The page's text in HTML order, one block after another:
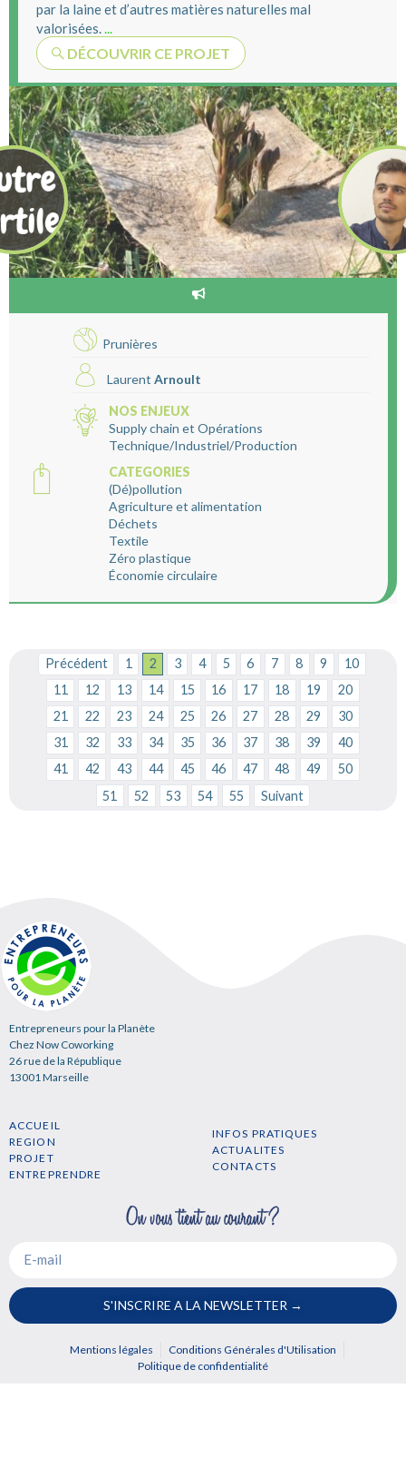
par la laine et d’autres matières naturelles mal
valorisées....
DÉCOUVRIR CE PROJET
Prunières
Laurent Arnoult
NOS ENJEUX
Supply chain et Opérations
Technique/Industriel/Production
CATEGORIES
(Dé)pollution
Agriculture et alimentation
Déchets
Textile
Zéro plastique
Économie circulaire
Précédent 1 2 3 4 5 6 7 8 9
10
11
12 13 14 15 16 17 18 19
20
21
22 23 24 25 26 27 28 29
30
31
32 33 34 35 36 37 38 39
40
41
42 43 44 45 46 47 48 49
50
51
52 53 54 55 Suivant
Entrepreneurs pour la Planète
Chez Now Coworking
26 rue de la République
13001 Marseille
ACCUEIL
REGION
PROJET
ENTREPRENDRE
INFOS PRATIQUES
ACTUALITES
CONTACTS
S'INSCRIRE A LA NEWSLETTER →
Mentions légales
Conditions Générales d'Utilisation
Politique de confidentialité